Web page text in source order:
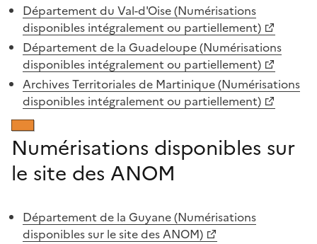
Département du Val-d'Oise (Numérisations
disponibles intégralement ou partiellement)
Département de la Guadeloupe (Numérisations
disponibles intégralement ou partiellement)
Archives Territoriales de Martinique (Numérisations
disponibles intégralement ou partiellement)
Numérisations disponibles sur
le site des ANOM
Département de la Guyane (Numérisations
disponibles sur le site des ANOM)